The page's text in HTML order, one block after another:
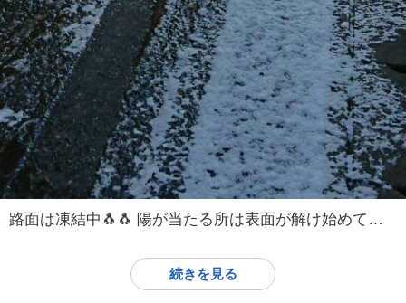
路面は凍結中🐧🐧 陽が当たる所は表面が解け始めていますが、まだまだ凍結中🐧 この先(北側なので)ずっと日陰、日中の気温次第では解けないかもです😱 皆さんの所は大丈夫ですか⁉️ 歩行🚶や車の運転🚙気をつけてください🙋
続きを見る